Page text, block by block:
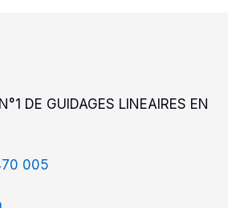
DE GUIDAGES LINEAIRES EN
005